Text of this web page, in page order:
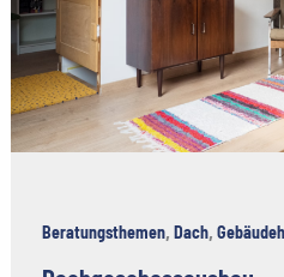
Beratungsthemen, Dach,